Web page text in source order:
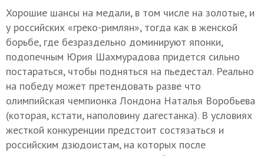
Хорошие шансы на медали, в том числе на золотые, и
у российских «греко-римлян», тогда как в женской
борьбе, где безраздельно доминируют японки,
подопечным Юрия Шахмурадова придется сильно
постараться, чтобы подняться на пьедестал. Реально
на победу может претендовать разве что
олимпийская чемпионка Лондона Наталья Воробьева
(которая, кстати, наполовину дагестанка). В условиях
жесткой конкуренции предстоит состязаться и
российским дзюдоистам, на которых после